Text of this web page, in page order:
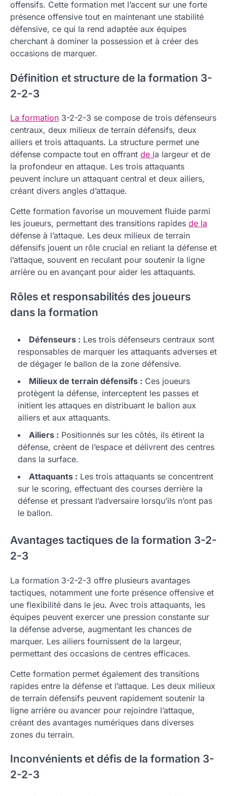
offensifs. Cette formation met l’accent sur une forte
présence offensive tout en maintenant une stabilité
défensive, ce qui la rend adaptée aux équipes
cherchant à dominer la possession et à créer des
occasions de marquer.
Définition et structure de la formation 3-
2-2-3
La formation 3-2-2-3 se compose de trois défenseurs
centraux, deux milieux de terrain défensifs, deux
ailiers et trois attaquants. La structure permet une
défense compacte tout en offrant de la largeur et de
la profondeur en attaque. Les trois attaquants
peuvent inclure un attaquant central et deux ailiers,
créant divers angles d’attaque.
Cette formation favorise un mouvement fluide parmi
les joueurs, permettant des transitions rapides de la
défense à l’attaque. Les deux milieux de terrain
défensifs jouent un rôle crucial en reliant la défense et
l’attaque, souvent en reculant pour soutenir la ligne
arrière ou en avançant pour aider les attaquants.
Rôles et responsabilités des joueurs
dans la formation
Défenseurs : Les trois défenseurs centraux sont
responsables de marquer les attaquants adverses et
de dégager le ballon de la zone défensive.
Milieux de terrain défensifs : Ces joueurs
protègent la défense, interceptent les passes et
initient les attaques en distribuant le ballon aux
ailiers et aux attaquants.
Ailiers : Positionnés sur les côtés, ils étirent la
défense, créent de l’espace et délivrent des centres
dans la surface.
Attaquants : Les trois attaquants se concentrent
sur le scoring, effectuant des courses derrière la
défense et pressant l’adversaire lorsqu’ils n’ont pas
le ballon.
Avantages tactiques de la formation 3-2-
2-3
La formation 3-2-2-3 offre plusieurs avantages
tactiques, notamment une forte présence offensive et
une flexibilité dans le jeu. Avec trois attaquants, les
équipes peuvent exercer une pression constante sur
la défense adverse, augmentant les chances de
marquer. Les ailiers fournissent de la largeur,
permettant des occasions de centres efficaces.
Cette formation permet également des transitions
rapides entre la défense et l’attaque. Les deux milieux
de terrain défensifs peuvent rapidement soutenir la
ligne arrière ou avancer pour rejoindre l’attaque,
créant des avantages numériques dans diverses
zones du terrain.
Inconvénients et défis de la formation 3-
2-2-3